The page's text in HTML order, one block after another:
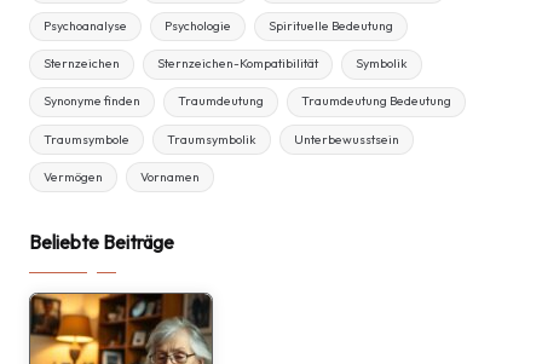
Psychoanalyse Psychologie Spirituelle Bedeutung
Sternzeichen Sternzeichen-Kompatibilität Symbolik
Synonyme finden Traumdeutung Traumdeutung Bedeutung
Traumsymbole Traumsymbolik Unterbewusstsein
Vermögen Vornamen
Beliebte Beiträge